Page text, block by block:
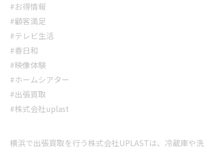
#お得情報
#顧客満足
#テレビ生活
#春日和
#映像体験
#ホームシアター
#出張買取
#株式会社uplast
横浜で出張買取を行う株式会社UPLASTは、冷蔵庫や洗